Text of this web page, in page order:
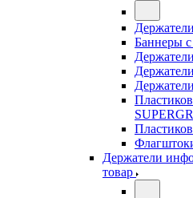
Баннеры
Держатели
товар